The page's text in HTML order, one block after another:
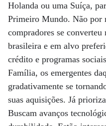
Holanda ou uma Suíça,
Primeiro Mundo. Não por
compradores se
brasileira e em alvo
crédito e programas
Família, os emergentes
gradativamente se
suas aquisições. Já
Buscam avanços